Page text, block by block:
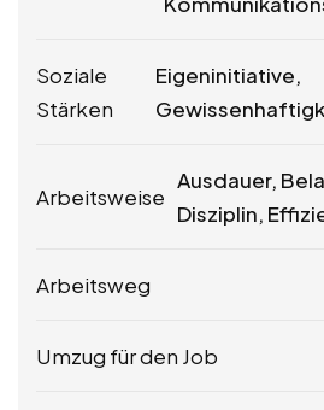
Soziale
Stärken
Eigeninitiative,
Arbeitsweise
Ausdauer,
Disziplin,
Arbeitsweg
Umzug für den Job